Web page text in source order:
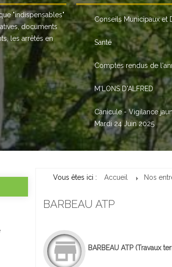
"indispensables"
documents
les arrêtés en
Conseils Municipaux et
Santé
Comptes rendus de
M'LONS D'ALFRED
Canicule - Vigilance
Mardi 24 Juin 2025
Vous êtes ici : Accueil Nos
BARBEAU ATP
BARBEAU ATP(Travaux